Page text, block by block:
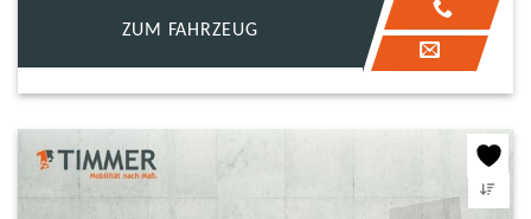
ZUM FAHRZEUG